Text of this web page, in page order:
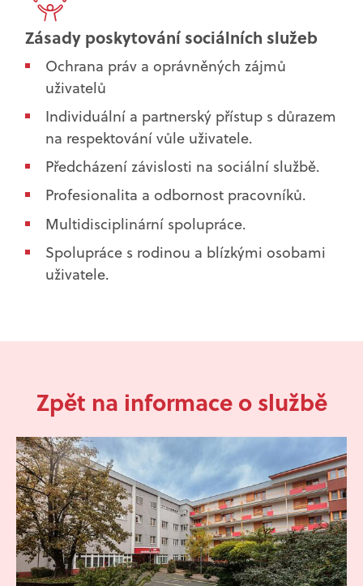
Zásady poskytování sociálních služeb
Ochrana práv a oprávněných zájmů
uživatelů
Individuální a partnerský přístup s důrazem
na respektování vůle uživatele.
Předcházení závislosti na sociální službě.
Profesionalita a odbornost pracovníků.
Multidisciplinární spolupráce.
Spolupráce s rodinou a blízkými osobami
uživatele.
Zpět na informace o službě